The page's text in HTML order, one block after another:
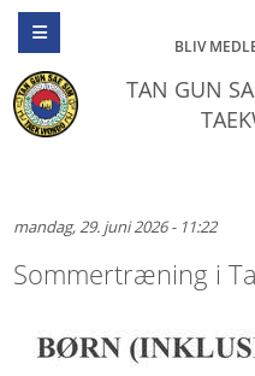
BLIV
TAN GUN
mandag, 29. juni 2026 - 11:22
Sommertræning i